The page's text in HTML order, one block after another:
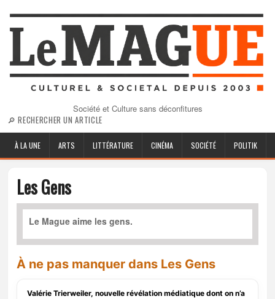
Société et Culture sans déconfitures
🔎 RECHERCHER UN ARTICLE
À LA UNE ARTS LITTÉRATURE CINÉMA SOCIÉTÉ POLITIK
Les Gens
Le Mague aime les gens.
À ne pas manquer dans Les Gens
Valérie Trierweiler, nouvelle révélation médiatique dont on n’a